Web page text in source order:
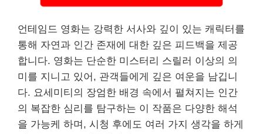
언테임드 영화는 강력한 서사와 깊이 있는 캐릭터를
통해 자연과 인간 존재에 대한 깊은 피드백을 제공
합니다. 영화는 단순한 미스터리 스릴러 이상의 의
미를 지니고 있어, 관객들에게 깊은 여운을 남깁니
다. 요세미티의 장엄한 배경 속에서 펼쳐지는 인간
의 복잡한 심리를 탐구하는 이 작품은 다양한 해석
을 가능케 하며, 시청 후에도 여러 가지 생각을 하게